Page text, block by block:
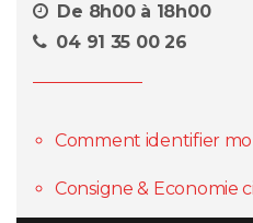
De 8h00 à 18h00
04 91 35 00 26
Comment identifier
Consigne & Economie